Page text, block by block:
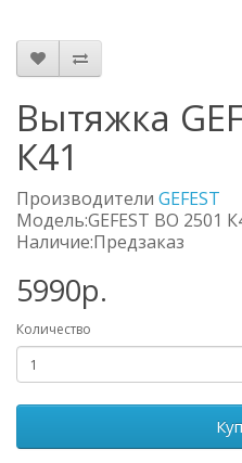
Вытяжка
К41
Производители GEFEST
Модель:GEFEST ВО 2501
Наличие:Предзаказ
5990р.
Количество